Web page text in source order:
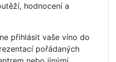
hodnocení a
přihlásit vaše víno do
pořádaných